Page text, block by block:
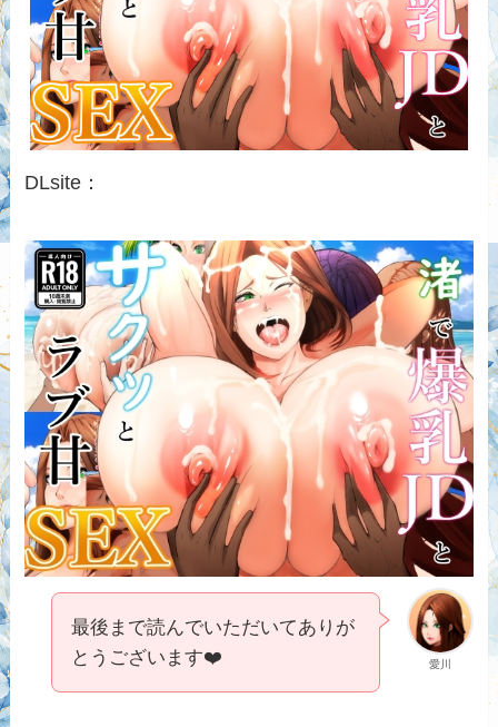
DLsite：
愛川
最後まで読んでいただいてありが
とうございます❤️